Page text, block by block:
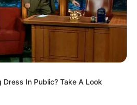
In Public? Take A Look